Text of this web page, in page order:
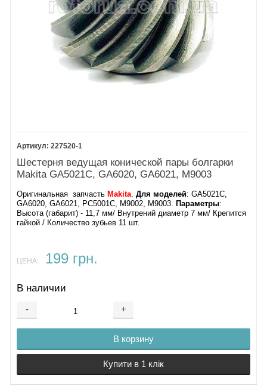
227520-1
Шестерня ведущая конической пары болгарки
Makita GA5021C, GA6020, GA6021, M9003
Оригинальная запчасть Makita.Для моделей: GA5021C,
GA6020, GA6021, PC5001C, M9002, M9003​. Параметры:
Высота (габарит) - 11,7 мм/ Внутрений диаметр 7 мм/ Крепится
гайкой / Количество зубьев 11 шт.
ЦЕНА: 199 грн.
В наличии
- +
В корзину
Купити в 1 клік